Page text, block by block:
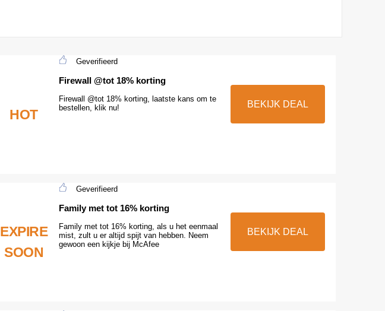
HOT
Geverifieerd
Firewall @tot 18% korting
Firewall @tot 18% korting, laatste kans om te
bestellen, klik nu!
BEKIJK DEAL
EXPIRE
SOON
Geverifieerd
Family met tot 16% korting
Family met tot 16% korting, als u het eenmaal
mist, zult u er altijd spijt van hebben. Neem
gewoon een kijkje bij McAfee
BEKIJK DEAL